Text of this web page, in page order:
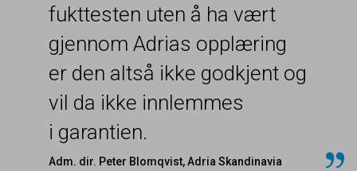
fukttesten uten å ha vært
gjennom Adrias opplæring
er den altså ikke godkjent og
vil da ikke innlemmes
i garantien.
Adm. dir. Peter Blomqvist, Adria Skandinavia